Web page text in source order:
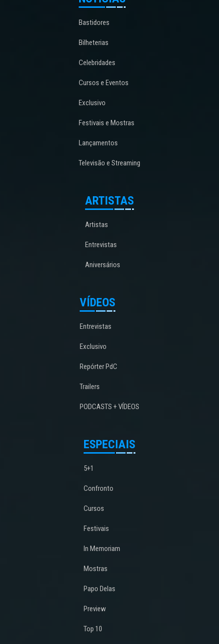
Bastidores
Bilheterias
Celebridades
Cursos e Eventos
Exclusivo
Festivais e Mostras
Lançamentos
Televisão e Streaming
ARTISTAS
Artistas
Entrevistas
Aniversários
VÍDEOS
Entrevistas
Exclusivo
Repórter PdC
Trailers
PODCASTS + VÍDEOS
ESPECIAIS
5+1
Confronto
Cursos
Festivais
In Memoriam
Mostras
Papo Delas
Preview
Top 10